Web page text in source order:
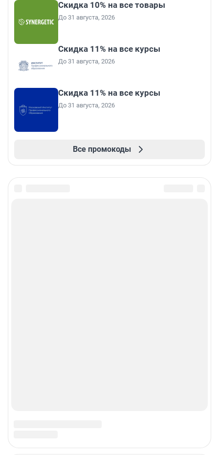
Скидка 10% на все товары
До 31 августа, 2026
Скидка 11% на все курсы
До 31 августа, 2026
Скидка 11% на все курсы
До 31 августа, 2026
Все промокоды